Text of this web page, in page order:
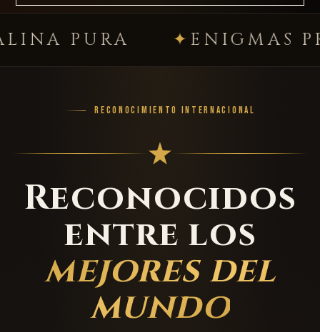
ENIGMAS
RECONOCIMIENTO INTERNACIONAL
Reconocidos
entre los
mejores del
mundo